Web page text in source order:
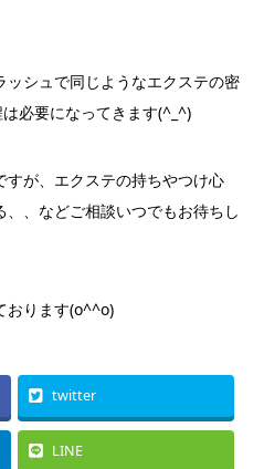
シュで同じようなエクステの密
必要になってきます(^_^)
が、エクステの持ちやつけ心
、などご相談いつでもお待ちし
おります(o^^o)
twitter
LINE